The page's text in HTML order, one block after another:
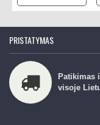
PRISTATYMAS
Patikimas
visoje